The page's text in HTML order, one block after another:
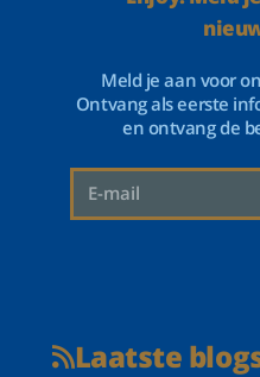
Meld je aan voor
Ontvang als eerste
en ontvang de
Laatste